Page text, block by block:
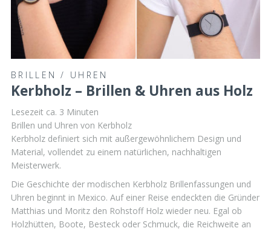
BRILLEN / UHREN
Kerbholz – Brillen & Uhren aus Holz
Lesezeit ca. 3 Minuten
Brillen und Uhren von Kerbholz
Kerbholz definiert sich mit außergewöhnlichem Design und
Material, vollendet zu einem natürlichen, nachhaltigen
Meisterwerk.
Die Geschichte der modischen Kerbholz Brillenfassungen und
Uhren beginnt in Mexico. Auf einer Reise endeckten die Gründer
Matthias und Moritz den Rohstoff Holz wieder neu. Egal ob
Holzhütten, Boote, Besteck oder Schmuck, die Reichweite an